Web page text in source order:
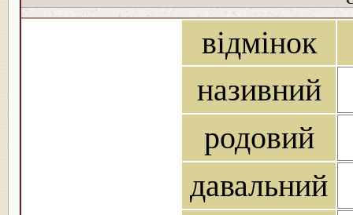
відмінок
називний
родовий
давальний